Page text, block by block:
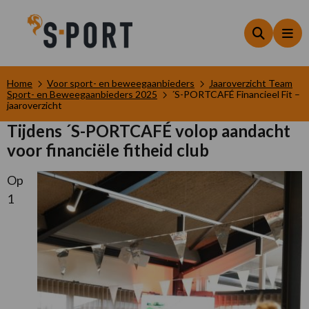
Zoeken
Home Voor sport- en beweegaanbieders
Jaaroverzicht Team
Sport- en Beweegaanbieders 2025
´S-PORTCAFÉ Financieel Fit –
jaaroverzicht
Tijdens ´S-PORTCAFÉ volop aandacht
voor financiële fitheid club
Op
1